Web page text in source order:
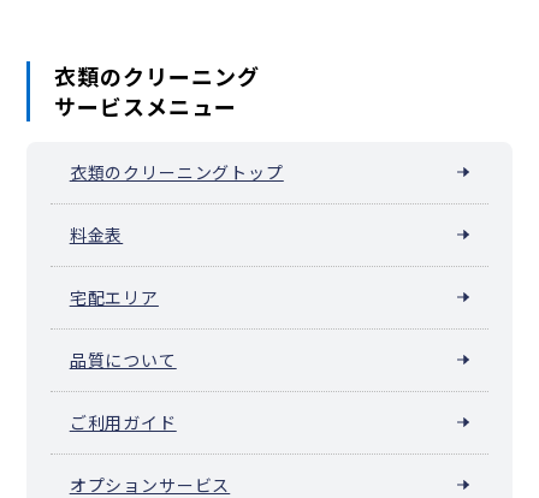
衣類のクリーニング
サービスメニュー
衣類のクリーニングトップ
料金表
宅配エリア
品質について
ご利用ガイド
オプションサービス